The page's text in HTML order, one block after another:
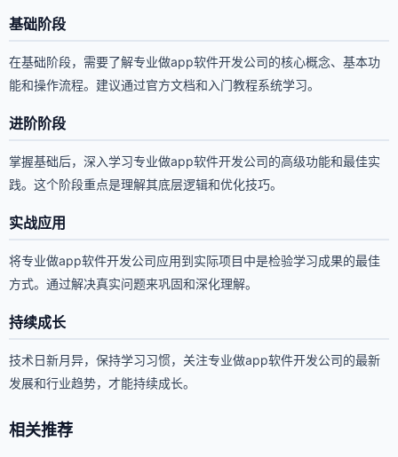
基础阶段
在基础阶段，需要了解专业做app软件开发公司的核心概念、基本功
能和操作流程。建议通过官方文档和入门教程系统学习。
进阶阶段
掌握基础后，深入学习专业做app软件开发公司的高级功能和最佳实
践。这个阶段重点是理解其底层逻辑和优化技巧。
实战应用
将专业做app软件开发公司应用到实际项目中是检验学习成果的最佳
方式。通过解决真实问题来巩固和深化理解。
持续成长
技术日新月异，保持学习习惯，关注专业做app软件开发公司的最新
发展和行业趋势，才能持续成长。
相关推荐